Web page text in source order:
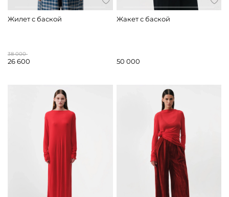
Жилет с баской
38 000
26 600
Жакет с баской
50 000